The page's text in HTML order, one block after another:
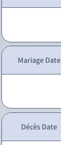
Mariage Date
Décès Date